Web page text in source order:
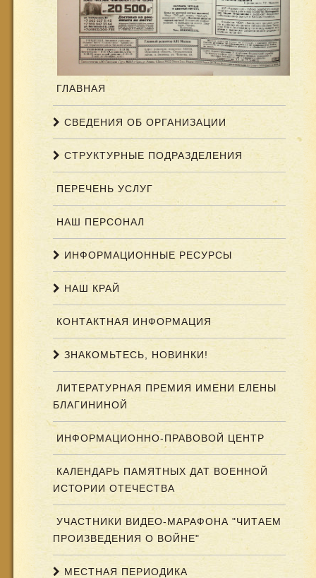
ГЛАВНАЯ
СВЕДЕНИЯ ОБ ОРГАНИЗАЦИИ
СТРУКТУРНЫЕ ПОДРАЗДЕЛЕНИЯ
ПЕРЕЧЕНЬ УСЛУГ
НАШ ПЕРСОНАЛ
ИНФОРМАЦИОННЫЕ РЕСУРСЫ
НАШ КРАЙ
КОНТАКТНАЯ ИНФОРМАЦИЯ
ЗНАКОМЬТЕСЬ, НОВИНКИ!
ЛИТЕРАТУРНАЯ ПРЕМИЯ ИМЕНИ ЕЛЕНЫ
БЛАГИНИНОЙ
ИНФОРМАЦИОННО-ПРАВОВОЙ ЦЕНТР
КАЛЕНДАРЬ ПАМЯТНЫХ ДАТ ВОЕННОЙ
ИСТОРИИ ОТЕЧЕСТВА
УЧАСТНИКИ ВИДЕО-МАРАФОНА "ЧИТАЕМ
ПРОИЗВЕДЕНИЯ О ВОЙНЕ"
МЕСТНАЯ ПЕРИОДИКА